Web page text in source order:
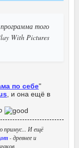
того
With Pictures
по себе"
, и она ещё в
примус... И ещё
- древнее и